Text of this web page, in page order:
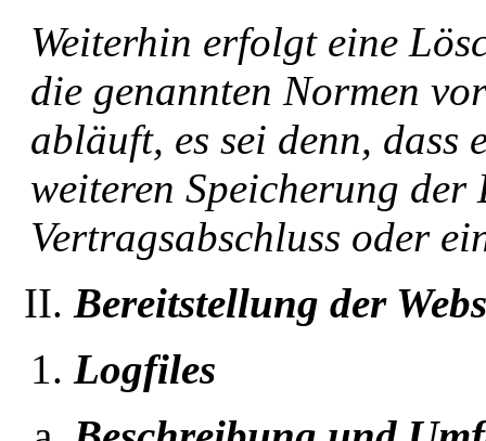
Weiterhin erfolgt eine
die genannten Normen
abläuft, es sei denn,
weiteren Speicherung der
Vertragsabschluss oder
Bereitstellung der
Logfiles